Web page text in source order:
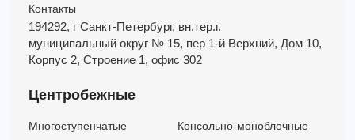
Контакты
194292, г Санкт-Петербург, вн.тер.г.
муниципальный округ № 15, пер 1-й Верхний, Дом 10,
Корпус 2, Строение 1, офис 302
Центробежные
Многоступенчатые
Консольно-моноблочные